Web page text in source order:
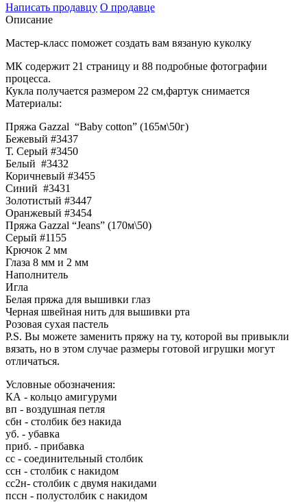
Написать продавцу О продавце
Описание
Мастер-класс поможет создать вам вязаную куколку
МК содержит 21 страницу и 88 подробные фотографии
процесса.
Кукла получается размером 22 см,фартук снимается
Материалы:
Пряжа Gazzal “Baby cotton” (165м\50г)
Бежевый #3437
Т. Серый #3450
Белый #3432
Коричневый #3455
Синий #3431
Золотистый #3447
Оранжевый #3454
Пряжа Gazzal “Jeans” (170м\50)
Серый #1155
Крючок 2 мм
Глаза 8 мм и 2 мм
Наполнитель
Игла
Белая пряжа для вышивки глаз
Черная швейная нить для вышивки рта
Розовая сухая пастель
P.S. Вы можете заменить пряжу на ту, которой вы привыкли
вязать, но в этом случае размеры готовой игрушки могут
отличаться.
Условные обозначения:
КА - кольцо амигуруми
вп - воздушная петля
сбн - столбик без накида
уб. - убавка
приб. - прибавка
сс - соединительный столбик
ссн - столбик с накидом
сс2н- столбик с двумя накидами
пссн - полустолбик с накидом